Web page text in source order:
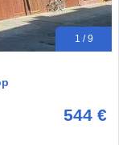
1 / 9
544 €